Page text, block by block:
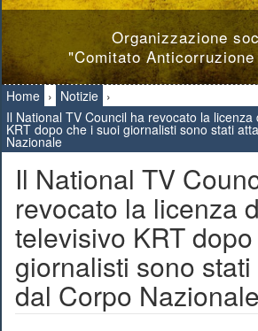
Organizzazione
"Comitato
Home › Notizie ›
Il National TV Council ha revocato la licenza
KRT dopo che i suoi giornalisti sono stati
Nazionale
Il National TV
revocato la licenza
televisivo KRT
giornalisti sono
dal Corpo Nazionale